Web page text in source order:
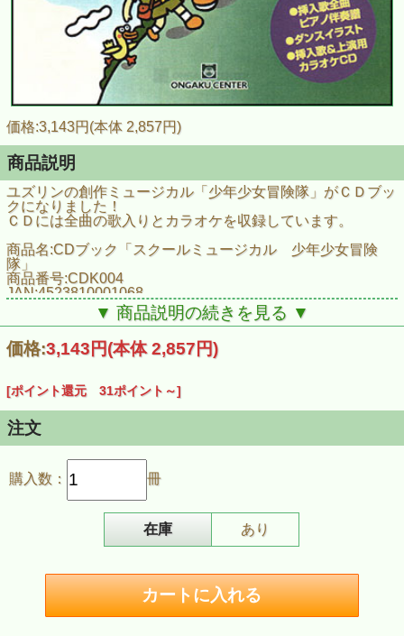
価格:3,143円(本体 2,857円)
商品説明
ユズリンの創作ミュージカル「少年少女冒険隊」がＣＤブッ
クになりました！
ＣＤには全曲の歌入りとカラオケを収録しています。
商品名:CDブック「スクールミュージカル 少年少女冒険
隊」
商品番号:CDK004
JAN:4523810001068
ISBN:978-4-900344-36-5
発売日:2000年 3月15日
■収録曲（全曲カラオケ付）
は夜空見上げて／起きなさい子どもたち／地上に生まれたこ
と 生命をもらったこと／ぼくのとなりに／少年少女冒険隊
▼ 商品説明の続きを見る ▼
価格:3,143円(本体 2,857円)
[ポイント還元 31ポイント～]
注文
購入数： 冊
在庫 あり